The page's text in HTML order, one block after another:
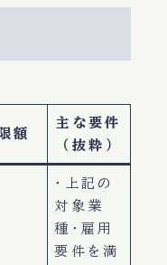
額
主な要件
（抜粋）
・上記の
対象業
種・雇用
要件を満